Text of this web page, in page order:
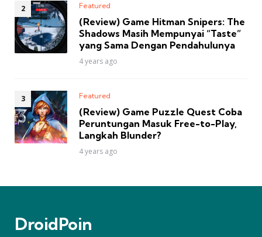
Featured
(Review) Game Hitman Snipers: The
Shadows Masih Mempunyai “Taste”
yang Sama Dengan Pendahulunya
4 years ago
Featured
(Review) Game Puzzle Quest Coba
Peruntungan Masuk Free-to-Play,
Langkah Blunder?
4 years ago
DroidPoin